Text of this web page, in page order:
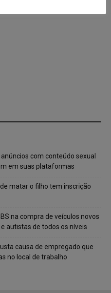
com conteúdo sexual
em suas plataformas
matar o filho tem inscrição
na compra de veículos novos
autistas de todos os níveis
causa de empregado que
no local de trabalho